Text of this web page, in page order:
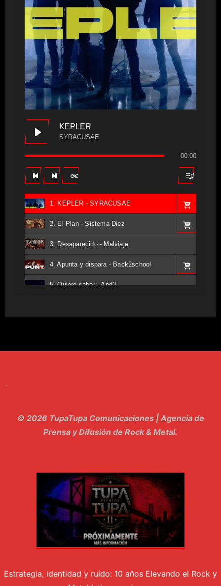
KEPLER
SYRACUSAE
00:00
1. KEPLER - SYRACUSAE
2. El Plan - Sistema Diez
3. Desaparecido - Malviaje
4. Apunta y dispara - Back2school
5. Quiero saber - And3
15. Pachakuti - Pleia
16. Demuestro Mi Fe - Epidemia Rapcore
17. Kamikaze - La Pvta Electrica
.
© 2026 TupaTupa Comunicaciones | Agencia de
Prensa y Difusión de Rock & Metal.
Estrategia, identidad y ruido: 10 años Elevando el Rock y